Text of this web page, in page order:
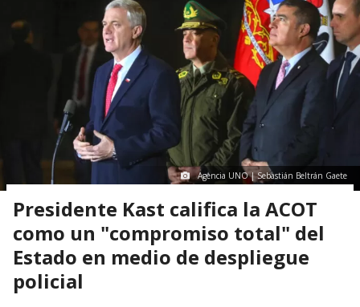
Agencia UNO | Sebastián Beltrán Gaete
Presidente Kast califica la ACOT
como un "compromiso total" del
Estado en medio de despliegue
policial